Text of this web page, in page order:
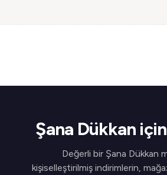
Şana Dükkan
Değerli bir Şana Dükkan
kişiselleştirilmiş indirimlerin,